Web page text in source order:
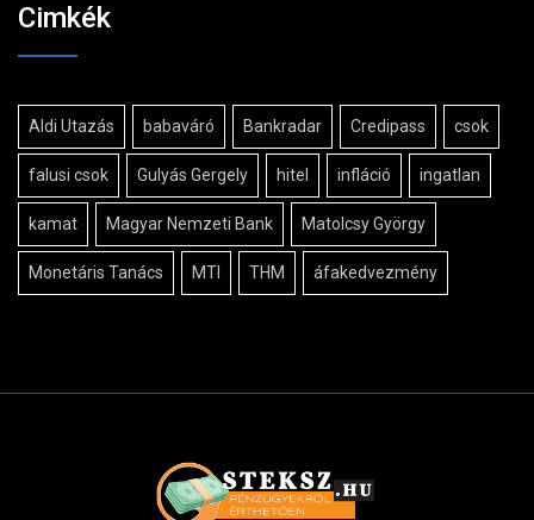
Cimkék
Aldi Utazás babaváró Bankradar Credipass csok
falusi csok Gulyás Gergely hitel infláció ingatlan
kamat Magyar Nemzeti Bank Matolcsy György
Monetáris Tanács MTI THM áfakedvezmény